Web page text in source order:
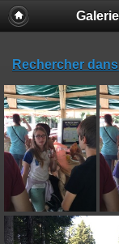
Rechercher